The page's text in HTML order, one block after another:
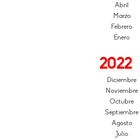
Abril
Marzo
Febrero
Enero
2022
Diciembre
Noviembre
Octubre
Septiembre
Agosto
Julio